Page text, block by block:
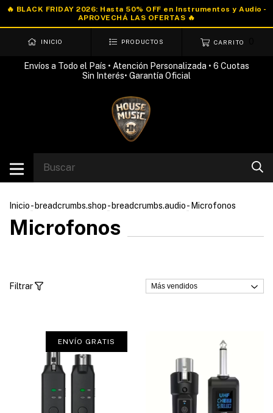
INICIO PRODUCTOS CARRITO
Envíos a Todo el País • Atención Personalizada • 6 Cuotas
Sin Interés• Garantía Oficial
Inicio- breadcrumbs.shop- breadcrumbs.audio- Microfonos
Microfonos
Filtrar
ENVÍO GRATIS